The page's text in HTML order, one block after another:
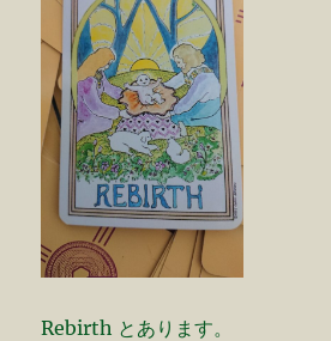
Rebirth とあります。